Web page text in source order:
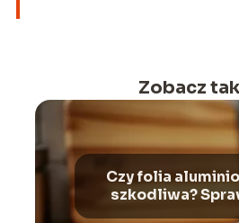
Zobacz
Czy folia
szkodliwa?
mówią